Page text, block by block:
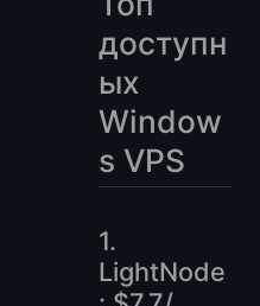
доступн
ых
Window
s VPS
1.
LightNode